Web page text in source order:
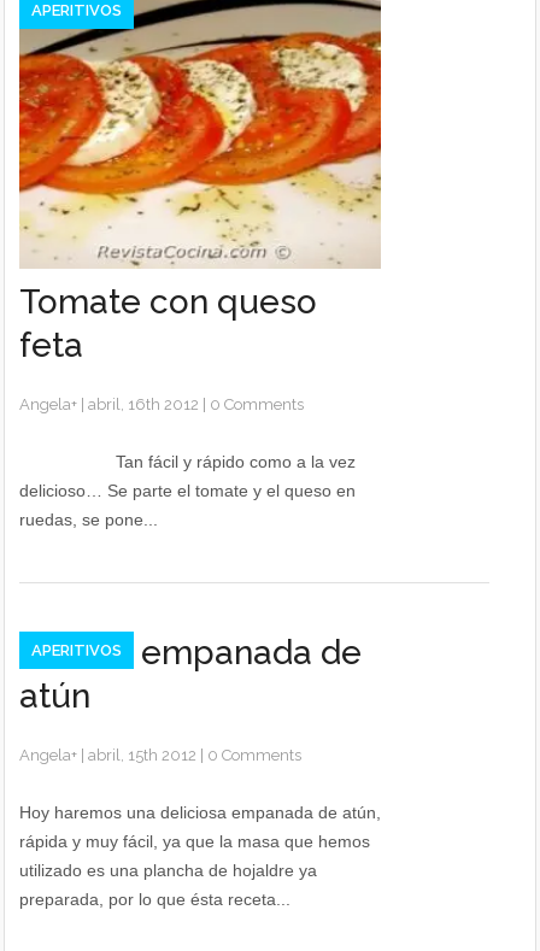
APERITIVOS
Tomate con queso
feta
Angela+ |abril, 16th 2012 0 Comments
Tan fácil y rápido como a la vez
delicioso… Se parte el tomate y el queso en
ruedas, se pone...
APERITIVOS
Receta empanada de
atún
Angela+ |abril, 15th 2012 0 Comments
Hoy haremos una deliciosa empanada de atún,
rápida y muy fácil, ya que la masa que hemos
utilizado es una plancha de hojaldre ya
preparada, por lo que ésta receta...